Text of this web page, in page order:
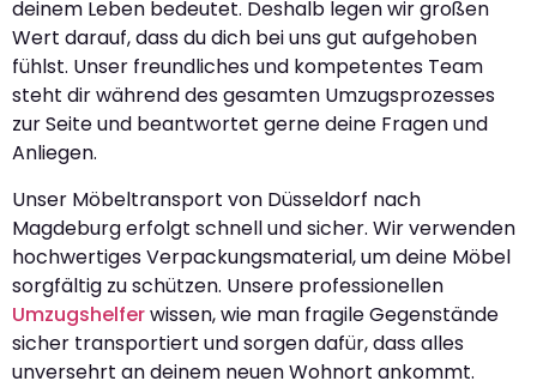
deinem Leben bedeutet. Deshalb legen wir großen
Wert darauf, dass du dich bei uns gut aufgehoben
fühlst. Unser freundliches und kompetentes Team
steht dir während des gesamten Umzugsprozesses
zur Seite und beantwortet gerne deine Fragen und
Anliegen.
Unser Möbeltransport von Düsseldorf nach
Magdeburg erfolgt schnell und sicher. Wir verwenden
hochwertiges Verpackungsmaterial, um deine Möbel
sorgfältig zu schützen. Unsere professionellen
Umzugshelferwissen, wie man fragile Gegenstände
sicher transportiert und sorgen dafür, dass alles
unversehrt an deinem neuen Wohnort ankommt.